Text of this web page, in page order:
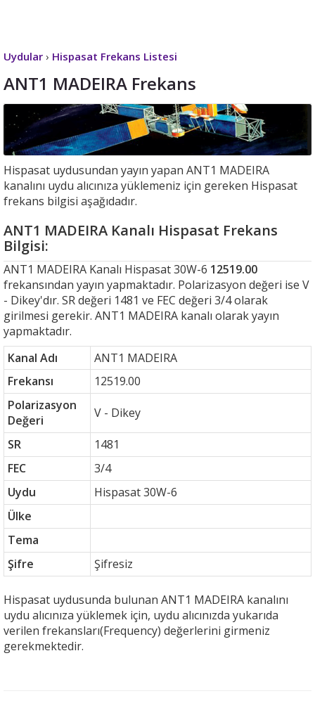
Uydular › Hispasat Frekans Listesi
ANT1 MADEIRA Frekans
Hispasat uydusundan yayın yapan ANT1 MADEIRA
kanalını uydu alıcınıza yüklemeniz için gereken Hispasat
frekans bilgisi aşağıdadır.
ANT1 MADEIRA Kanalı Hispasat Frekans
Bilgisi:
ANT1 MADEIRA Kanalı Hispasat 30W-6 12519.00
frekansından yayın yapmaktadır. Polarizasyon değeri ise V
- Dikey'dır. SR değeri 1481 ve FEC değeri 3/4 olarak
girilmesi gerekir. ANT1 MADEIRA kanalı olarak yayın
yapmaktadır.
Kanal Adı
ANT1 MADEIRA
Frekansı
12519.00
Polarizasyon
Değeri
V - Dikey
SR
1481
FEC
3/4
Uydu
Hispasat 30W-6
Ülke
Tema
Şifre
Şifresiz
Hispasat uydusunda bulunan ANT1 MADEIRA kanalını
uydu alıcınıza yüklemek için, uydu alıcınızda yukarıda
verilen frekansları(Frequency) değerlerini girmeniz
gerekmektedir.